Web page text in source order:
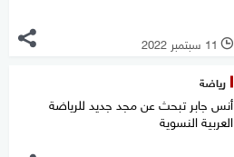
l 11 سبتمبر 2022
رياضة
أنس جابر تبحث عن مجد جديد للرياضة
العربية النسوية